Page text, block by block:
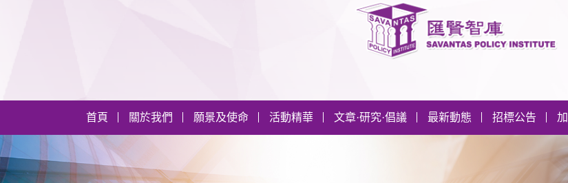
首頁 關於我們 願景及使命 活動精華 文章·研究·倡議 最新動態 招標公告